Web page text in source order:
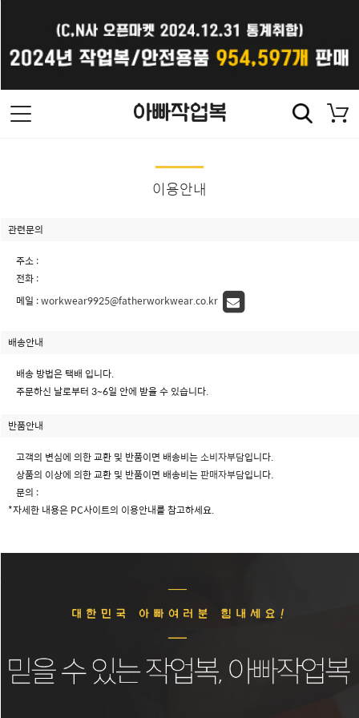
이용안내
관련문의
주소 :
전화 :
메일 :workwear9925@fatherworkwear.co.kr
배송안내
배송 방법은 택배 입니다.
주문하신 날로부터 3~6일 안에 받을 수 있습니다.
반품안내
고객의 변심에 의한 교환 및 반품이면 배송비는소비자부담입니다.
상품의 이상에 의한 교환 및 반품이면 배송비는판매자부담입니다.
문의 :
*자세한 내용은 PC사이트의 이용안내를 참고하세요.